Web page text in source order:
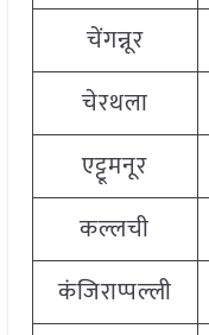
चेंगन्नूर
चेरथला
एट्टूमनूर
कल्लची
कंजिराप्पल्ली